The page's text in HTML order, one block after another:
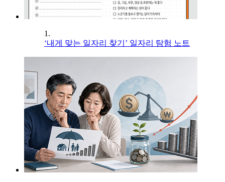
1.
‘내게 맞는 일자리 찾기’ 일자리 탐험 노트